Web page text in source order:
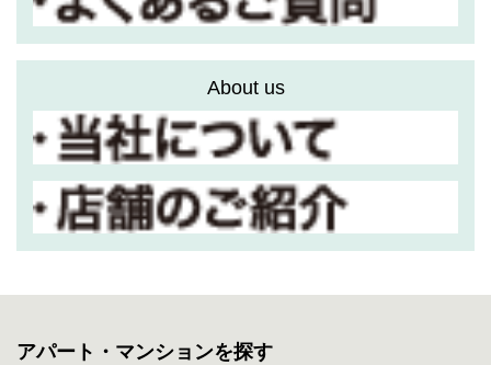
About us
アパート・マンションを探す